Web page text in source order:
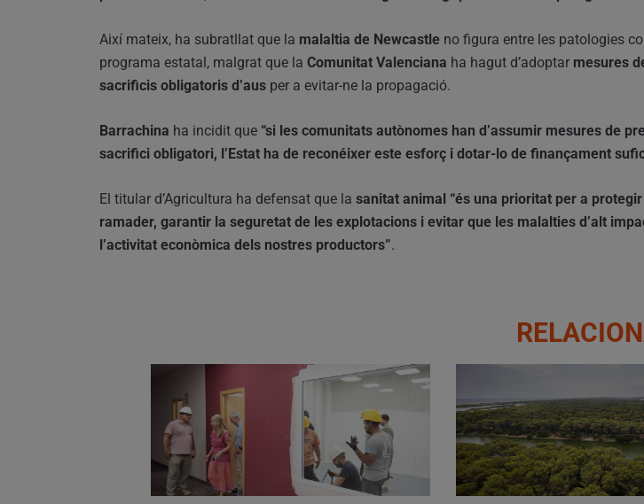
Així mateix, ha subratllat que la malaltia de Newcastle no figura entre les patologies
programa estatal, malgrat que la Comunitat Valenciana ha hagut d’adoptar mesures
sacrificis obligatoris d’aus per a evitar-ne la propagació.
Barrachina ha incidit que “si les comunitats autònomes han d’assumir mesures de
sacrifici obligatori, l’Estat ha de reconéixer este esforç i dotar-lo de finançament
El titular d’Agricultura ha defensat que la sanitat animal “és una prioritat per a
ramader, garantir la seguretat de les explotacions i evitar que les malalties d’alt
l’activitat econòmica dels nostres productors”.